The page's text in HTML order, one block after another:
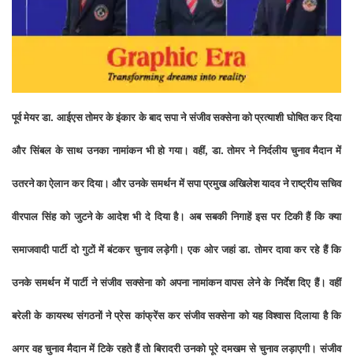
पूर्व मेयर डा. आईएस तोमर के इंकार के बाद सपा ने संजीव सक्सेना को प्रत्याशी घोषित कर दिया
और सिंबल के साथ उनका नामांकन भी हो गया। वहीं, डा. तोमर ने निर्दलीय चुनाव मैदान में
उतरने का ऐलान कर दिया। और उनके समर्थन में सपा प्रमुख अखिलेश यादव ने राष्ट्रीय सचिव
वीरपाल सिंह को जुटने के आदेश भी दे दिया है। अब सबकी निगाहें इस पर टिकी हैं कि क्या
समाजवादी पार्टी दो गुटों में बंटकर चुनाव लड़ेगी। एक ओर जहां डा. तोमर दावा कर रहे हैं कि
उनके समर्थन में पार्टी ने संजीव सक्सेना को अपना नामांकन वापस लेने के निर्देश दिए हैं। वहीं
बरेली के कायस्थ संगठनों ने प्रेस कांफ्रेंस कर संजीव सक्सेना को यह विश्वास दिलाया है कि
अगर वह चुनाव मैदान में टिके रहते हैं तो बिरादरी उनको पूरे दमखम से चुनाव लड़ाएगी। संजीव